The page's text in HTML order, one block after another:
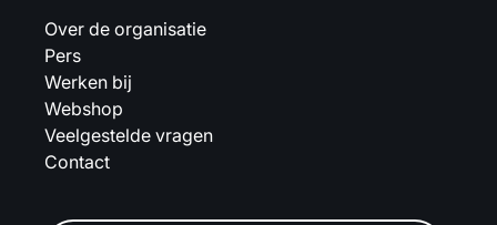
Over de organisatie
Pers
Werken bij
Webshop
Veelgestelde vragen
Contact